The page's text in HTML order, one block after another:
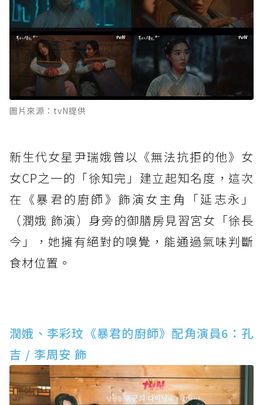
圖片來源：tvN提供
新生代女星尹瑞娥曾以《無法抗拒的他》女
女CP之一的「徐知完」建立起知名度，這次
在《暴君的廚師》飾演女主角「延志永」
（潤娥 飾演）身旁的御膳房見習宮女「徐長
今」，她擁有絕對的嗅覺，能通過氣味判斷
食材位置。
潤娥、李彩玟《暴君的廚師》配角演員6：孔
吉 / 李周安 飾